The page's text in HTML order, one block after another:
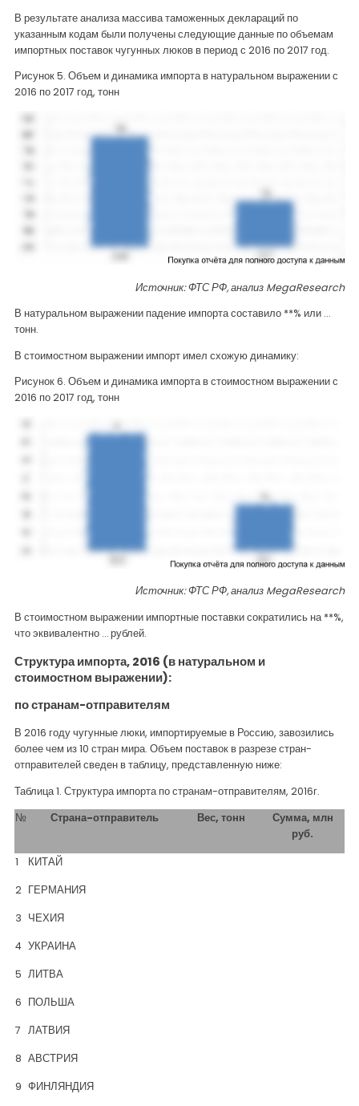
В результате анализа массива таможенных деклараций по
указанным кодам были получены следующие данные по объемам
импортных поставок чугунных люков в период с 2016 по 2017 год.
Рисунок 5. Объем и динамика импорта в натуральном выражении с
2016 по 2017 год, тонн
Источник: ФТС РФ, анализ MegaResearch
В натуральном выражении падение импорта составило **% или …
тонн.
В стоимостном выражении импорт имел схожую динамику:
Рисунок 6. Объем и динамика импорта в стоимостном выражении с
2016 по 2017 год, тонн
Источник: ФТС РФ, анализ MegaResearch
В стоимостном выражении импортные поставки сократились на **%,
что эквивалентно … рублей.
Структура импорта, 2016 (в натуральном и
стоимостном выражении):
по странам-отправителям
В 2016 году чугунные люки, импортируемые в Россию, завозились
более чем из 10 стран мира. Объем поставок в разрезе стран-
отправителей сведен в таблицу, представленную ниже:
Таблица 1. Структура импорта по странам-отправителям, 2016г.
№
Страна-отправитель Вес, тонн
Сумма, млн
руб.
1 КИТАЙ
2 ГЕРМАНИЯ
3 ЧЕХИЯ
4 УКРАИНА
5 ЛИТВА
6 ПОЛЬША
7 ЛАТВИЯ
8 АВСТРИЯ
9 ФИНЛЯНДИЯ